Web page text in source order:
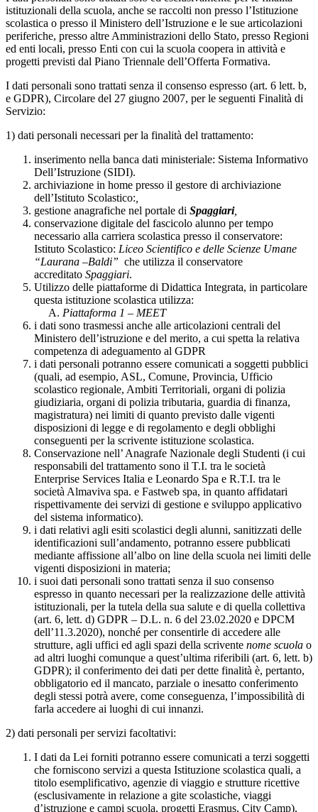
istituzionali della scuola, anche se raccolti non presso l’Istituzione
scolastica o presso il Ministero dell’Istruzione e le sue articolazioni
periferiche, presso altre Amministrazioni dello Stato, presso Regioni
ed enti locali, presso Enti con cui la scuola coopera in attività e
progetti previsti dal Piano Triennale dell’Offerta Formativa.
I dati personali sono trattati senza il consenso espresso (art. 6 lett. b,
e GDPR), Circolare del 27 giugno 2007, per le seguenti Finalità di
Servizio:
1) dati personali necessari per la finalità del trattamento:
inserimento nella banca dati ministeriale: Sistema Informativo
Dell’Istruzione (SIDI).
archiviazione in home presso il gestore di archiviazione
dell’Istituto Scolastico:
gestione anagrafiche nel portale di Spaggiari,
conservazione digitale del fascicolo alunno per tempo
necessario alla carriera scolastica presso il conservatore:
Istituto Scolastico: Liceo Scientifico e delle Scienze Umane
“Laurana –Baldi” che utilizza il conservatore
accreditato Spaggiari.
Utilizzo delle piattaforme di Didattica Integrata, in particolare
questa istituzione scolastica utilizza:
Piattaforma 1 – MEET
i dati sono trasmessi anche alle articolazioni centrali del
Ministero dell’istruzione e del merito, a cui spetta la relativa
competenza di adeguamento al GDPR
i dati personali potranno essere comunicati a soggetti pubblici
(quali, ad esempio, ASL, Comune, Provincia, Ufficio
scolastico regionale, Ambiti Territoriali, organi di polizia
giudiziaria, organi di polizia tributaria, guardia di finanza,
magistratura) nei limiti di quanto previsto dalle vigenti
disposizioni di legge e di regolamento e degli obblighi
conseguenti per la scrivente istituzione scolastica.
Conservazione nell’ Anagrafe Nazionale degli Studenti (i cui
responsabili del trattamento sono il T.I. tra le società
Enterprise Services Italia e Leonardo Spa e R.T.I. tra le
società Almaviva spa. e Fastweb spa, in quanto affidatari
rispettivamente dei servizi di gestione e sviluppo applicativo
del sistema informatico).
i dati relativi agli esiti scolastici degli alunni, sanitizzati delle
identificazioni sull’andamento, potranno essere pubblicati
mediante affissione all’albo on line della scuola nei limiti delle
vigenti disposizioni in materia;
i suoi dati personali sono trattati senza il suo consenso
espresso in quanto necessari per la realizzazione delle attività
istituzionali, per la tutela della sua salute e di quella collettiva
(art. 6, lett. d) GDPR – D.L. n. 6 del 23.02.2020 e DPCM
dell’11.3.2020), nonché per consentirle di accedere alle
strutture, agli uffici ed agli spazi della scrivente nome scuola o
ad altri luoghi comunque a quest’ultima riferibili (art. 6, lett. b)
GDPR); il conferimento dei dati per dette finalità è, pertanto,
obbligatorio ed il mancato, parziale o inesatto conferimento
degli stessi potrà avere, come conseguenza, l’impossibilità di
farla accedere ai luoghi di cui innanzi.
2) dati personali per servizi facoltativi:
I dati da Lei forniti potranno essere comunicati a terzi soggetti
che forniscono servizi a questa Istituzione scolastica quali, a
titolo esemplificativo, agenzie di viaggio e strutture ricettive
(esclusivamente in relazione a gite scolastiche, viaggi
d’istruzione e campi scuola, progetti Erasmus, City Camp),